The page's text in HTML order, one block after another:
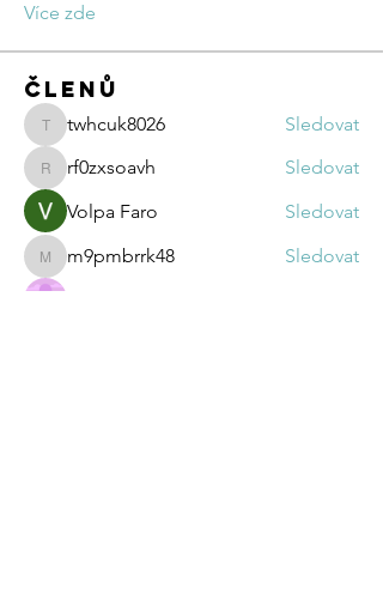
Více zde
členů
twhcuk8026
twhcuk8026 Sledovat
rf0zxsoavh
rf0zxsoavh
Sledovat
Volpa Faro
Sledovat
m9pmbrrk48
m9pmbrrk48
Sledovat